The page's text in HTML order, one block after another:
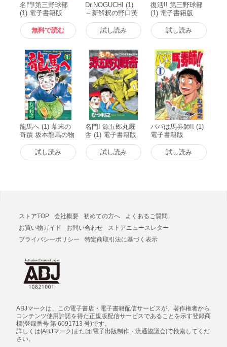
名門!第三野球部
(1) 電子書籍版
無料で読む
Dr.NOGUCHI (1)
～新解釈の野口英
世物語～ 電子書籍
版
試し読み
復活!! 第三野球部
(1) 電子書籍版
試し読み
龍馬へ (1) 幕末の
奇蹟 坂本龍馬の物
語 電子書籍版
試し読み
名門! 源五郎丸厩
舎 (1) 電子書籍版
試し読み
パパは馬券師!! (1)
電子書籍版
試し読み
ストアTOP 会社概要 初めての方へ
よくあるご質問
お買い物ガイド
お問い合わせ
ストアニュースレター
プライバシーポリシー
特定商取引法に基づく表示
ABJマークは、この電子書店・電子書籍配信サービスが、著作権者から
コンテンツ使用許諾を得た正規版配信サービスであることを示す登録商
標(登録番号 第 6091713 号)です。
詳しくは[ABJマーク]または[電子出版制作・流通協議会]で検索してくだ
さい。